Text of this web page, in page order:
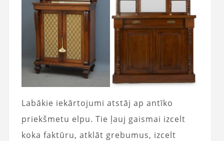
Labākie iekārtojumi atstāj ap antīko
priekšmetu elpu. Tie ļauj gaismai izcelt
koka faktūru, atklāt grebumus, izcelt